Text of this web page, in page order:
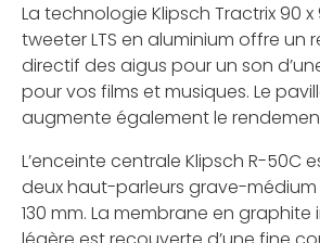
La technologie Klipsch Tractrix 90
tweeter LTS en aluminium offre un
directif des aigus pour un son
pour vos films et musiques. Le
augmente également le
L’enceinte centrale Klipsch R-50C
deux haut-parleurs grave-médium
130 mm. La membrane en